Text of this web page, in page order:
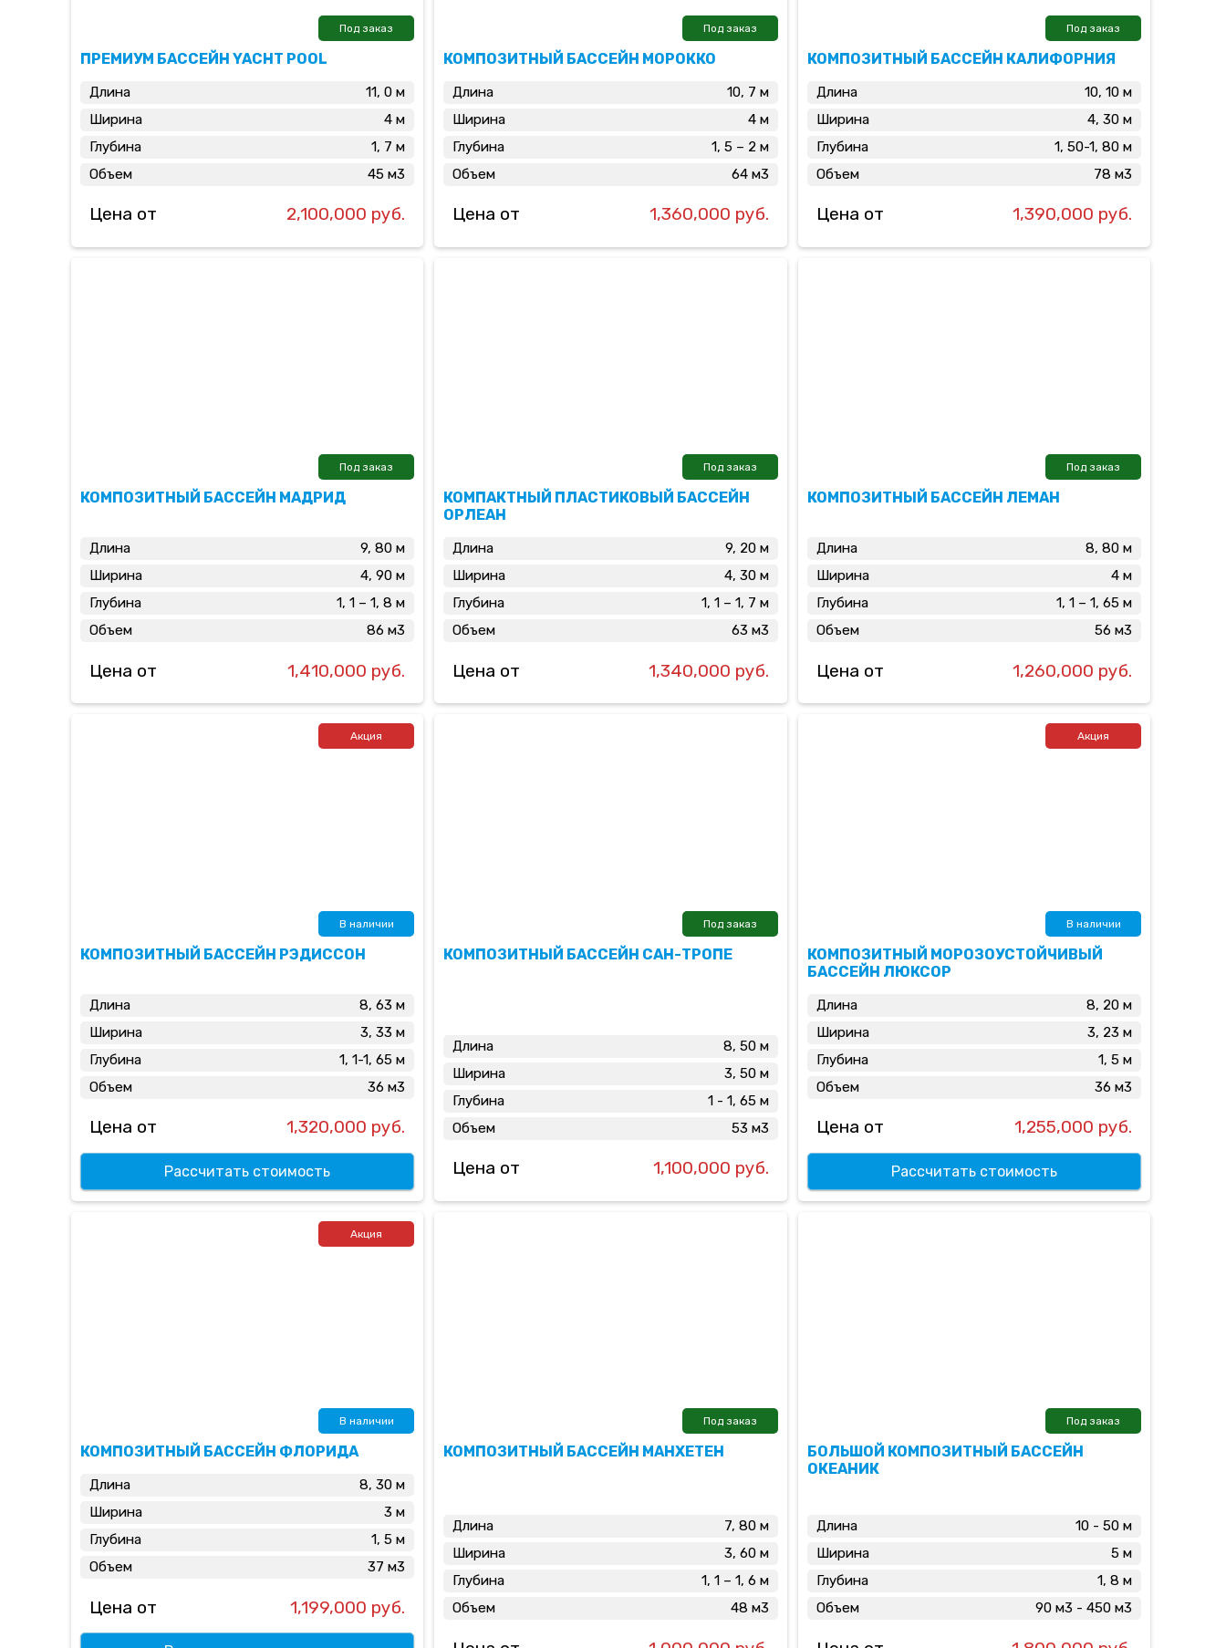
Под заказ
ПРЕМИУМ БАССЕЙН YACHT POOL
Длина
11, 0 м
Ширина
4 м
Глубина
1, 7 м
Объем
45 м3
Цена от 2,100,000 руб.
Под заказ
КОМПОЗИТНЫЙ БАССЕЙН МОРОККО
Длина
10, 7 м
Ширина
4 м
Глубина
1, 5 – 2 м
Объем
64 м3
Цена от 1,360,000 руб.
Под заказ
КОМПОЗИТНЫЙ БАССЕЙН КАЛИФОРНИЯ
Длина
10, 10 м
Ширина
4, 30 м
Глубина
1, 50-1, 80 м
Объем
78 м3
Цена от 1,390,000 руб.
Под заказ
КОМПОЗИТНЫЙ БАССЕЙН МАДРИД
Длина
9, 80 м
Ширина
4, 90 м
Глубина
1, 1 – 1, 8 м
Объем
86 м3
Цена от 1,410,000 руб.
Под заказ
КОМПАКТНЫЙ ПЛАСТИКОВЫЙ БАССЕЙН
ОРЛЕАН
Длина
9, 20 м
Ширина
4, 30 м
Глубина
1, 1 – 1, 7 м
Объем
63 м3
Цена от 1,340,000 руб.
Под заказ
КОМПОЗИТНЫЙ БАССЕЙН ЛЕМАН
Длина
8, 80 м
Ширина
4 м
Глубина
1, 1 – 1, 65 м
Объем
56 м3
Цена от 1,260,000 руб.
Акция
В наличии
КОМПОЗИТНЫЙ БАССЕЙН РЭДИСCОН
Длина
8, 63 м
Ширина
3, 33 м
Глубина
1, 1-1, 65 м
Объем
36 м3
Цена от 1,320,000 руб.
Рассчитать стоимость
Под заказ
КОМПОЗИТНЫЙ БАССЕЙН САН-ТРОПЕ
Длина
8, 50 м
Ширина
3, 50 м
Глубина
1 - 1, 65 м
Объем
53 м3
Цена от 1,100,000 руб.
Акция
В наличии
КОМПОЗИТНЫЙ МОРОЗОУСТОЙЧИВЫЙ
БАССЕЙН ЛЮКСОР
Длина
8, 20 м
Ширина
3, 23 м
Глубина
1, 5 м
Объем
36 м3
Цена от 1,255,000 руб.
Рассчитать стоимость
Акция
В наличии
КОМПОЗИТНЫЙ БАССЕЙН ФЛОРИДА
Длина
8, 30 м
Ширина
3 м
Глубина
1, 5 м
Объем
37 м3
Цена от 1,199,000 руб.
Под заказ
КОМПОЗИТНЫЙ БАССЕЙН МАНХЕТЕН
Длина
7, 80 м
Ширина
3, 60 м
Глубина
1, 1 – 1, 6 м
Объем
48 м3
Под заказ
БОЛЬШОЙ КОМПОЗИТНЫЙ БАССЕЙН
ОКЕАНИК
Длина
10 - 50 м
Ширина
5 м
Глубина
1, 8 м
Объем
90 м3 - 450 м3